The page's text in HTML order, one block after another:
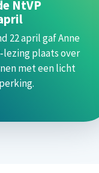
NtVP
22 april gaf Anne
plaats over
met een licht